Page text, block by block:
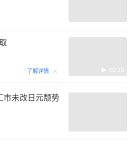
了解详情 00:15
市未改日元颓势